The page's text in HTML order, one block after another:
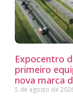
Expocentro
primeiro
nova marca
5 de agosto de